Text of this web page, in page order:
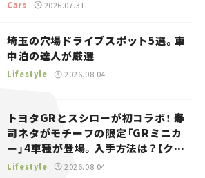
Cars 2026.07.31
埼玉の穴場ドライブスポット5選。車
中泊の達人が厳選
Lifestyle 2026.08.04
トヨタGRとスシローが初コラボ！ 寿
司ネタがモチーフの限定「GRミニカ
ー」4車種が登場。入手方法は？【クル
マとホビー】
Lifestyle 2026.08.04